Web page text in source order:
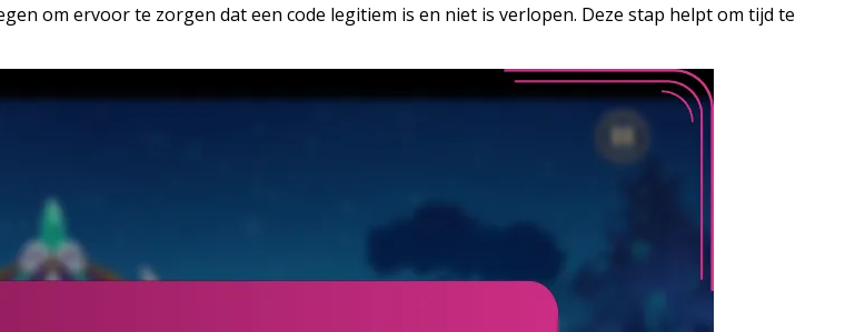
om ervoor te zorgen dat een code legitiem is en niet is verlopen. Deze stap helpt om tijd te